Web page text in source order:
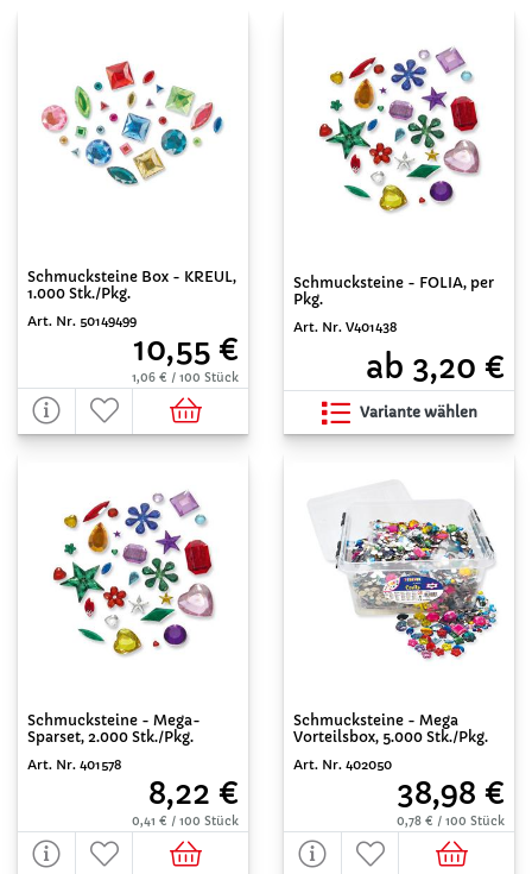
Schmucksteine Box - KREUL,
1.000 Stk./Pkg.
Art. Nr. 50149499
10,55 €
1,06 € / 100 Stück
Schmucksteine - FOLIA, per
Pkg.
Art. Nr. V401438
ab 3,20 €
Variante wählen
Schmucksteine - Mega-
Sparset, 2.000 Stk./Pkg.
Art. Nr. 401578
8,22 €
0,41 € / 100 Stück
Schmucksteine - Mega
Vorteilsbox, 5.000 Stk./Pkg.
Art. Nr. 402050
38,98 €
0,78 € / 100 Stück